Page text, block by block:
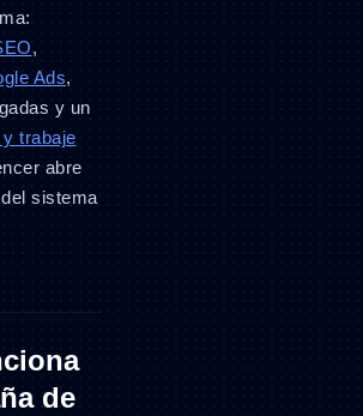
,
Ads,
y un
trabaje
abre
sistema
de